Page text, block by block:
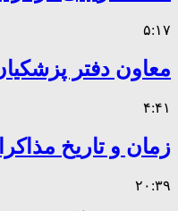
۵:۱۷
معاون دفتر
۴:۴۱
زمان و تاریخ
۲۰:۳۹